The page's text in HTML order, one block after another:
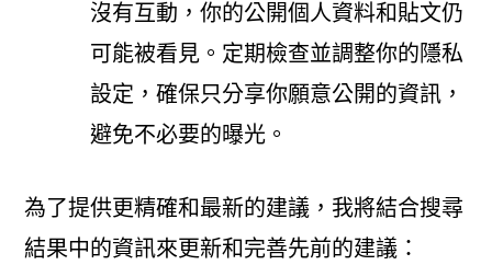
沒有互動，你的公開個人資料和貼文仍
可能被看見。定期檢查並調整你的隱私
設定，確保只分享你願意公開的資訊，
避免不必要的曝光。
為了提供更精確和最新的建議，我將結合搜尋
結果中的資訊來更新和完善先前的建議：